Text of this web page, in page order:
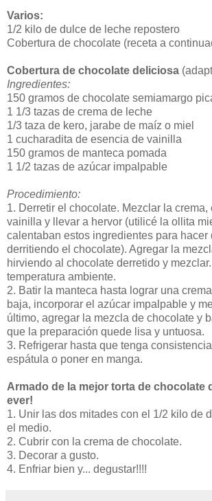
Varios:
1/2 kilo de dulce de leche repostero
Cobertura de chocolate (receta a
Cobertura de chocolate deliciosa
Ingredientes:
150 gramos de chocolate semiamargo
1 1/3 tazas de crema de leche
1/3 taza de kero, jarabe de maíz o miel
1 cucharadita de esencia de vainilla
150 gramos de manteca pomada
1 1/2 tazas de azúcar impalpable
Procedimiento:
1. Derretir el chocolate. Mezclar la crema,
vainilla y llevar a hervor (utilicé la ollita
calentaban estos ingredientes para hacer
derritiendo el chocolate). Agregar la
hirviendo al chocolate derretido y
temperatura ambiente.
2. Batir la manteca hasta lograr una
baja, incorporar el azúcar impalpable y
último, agregar la mezcla de chocolate y
que la preparación quede lisa y untuosa.
3. Refrigerar hasta que tenga
espátula o poner en manga.
Armado de la mejor torta de chocolate
ever!
1. Unir las dos mitades con el 1/2 kilo de
el medio.
2. Cubrir con la crema de chocolate.
3. Decorar a gusto.
4. Enfriar bien y... degustar!!!!